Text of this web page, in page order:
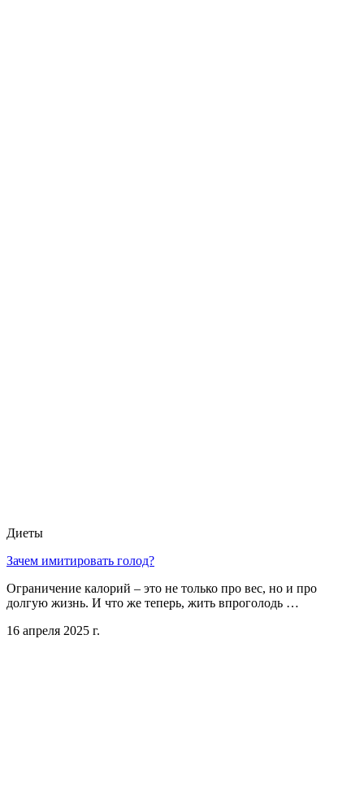
Диеты
Зачем имитировать голод?
Ограничение калорий – это не только про вес, но и про
долгую жизнь. И что же теперь, жить впроголодь …
16 апреля 2025 г.